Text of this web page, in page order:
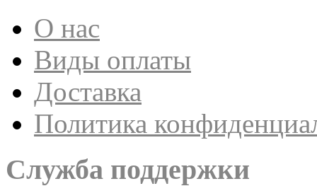
О нас
Виды оплаты
Доставка
Политика
Служба поддержки